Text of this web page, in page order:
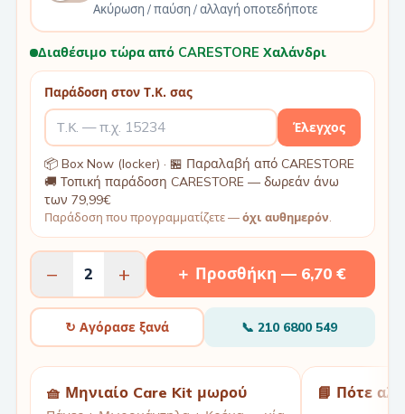
Ακύρωση / παύση / αλλαγή οποτεδήποτε
Διαθέσιμο τώρα από CARESTORE Χαλάνδρι
Παράδοση στον Τ.Κ. σας
Έλεγχος
📦 Box Now (locker) · 🏪 Παραλαβή από CARESTORE
🚚 Τοπική παράδοση CARESTORE — δωρεάν άνω
των 79,99€
Παράδοση που προγραμματίζετε —όχι αυθημερόν
− 2 + ＋ Προσθήκη — 6,70 €
↻ Αγόρασε ξανά 📞210 6800 549
🧺 Μηνιαίο Care Kit μωρού 📘 Πότε